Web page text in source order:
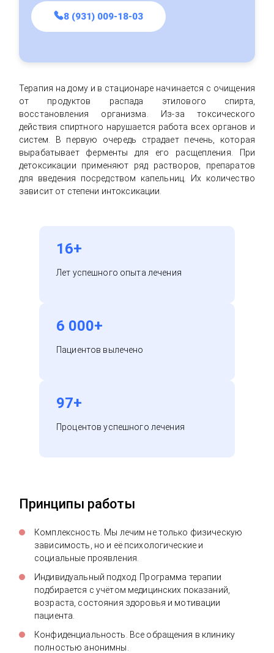
8 (931) 009-18-03
Терапия на дому и в стационаре начинается с очищения
от продуктов распада этилового спирта,
восстановления организма. Из-за токсического
действия спиртного нарушается работа всех органов и
систем. В первую очередь страдает печень, которая
вырабатывает ферменты для его расщепления. При
детоксикации применяют ряд растворов, препаратов
для введения посредством капельниц. Их количество
зависит от степени интоксикации.
16+
Лет успешного опыта лечения
6 000+
Пациентов вылечено
97+
Процентов успешного лечения
Принципы работы
Комплексность. Мы лечим не только физическую
зависимость, но и её психологические и
социальные проявления.
Индивидуальный подход. Программа терапии
подбирается с учётом медицинских показаний,
возраста, состояния здоровья и мотивации
пациента.
Конфиденциальность. Все обращения в клинику
полностью анонимны.